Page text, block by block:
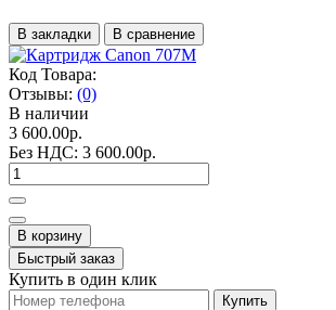
В закладки В сравнение
Код Товара:
Отзывы: (0)
В наличии
3 600.00р.
Без НДС: 3 600.00р.
В корзину
Быстрый заказ
Купить в один клик
Купить